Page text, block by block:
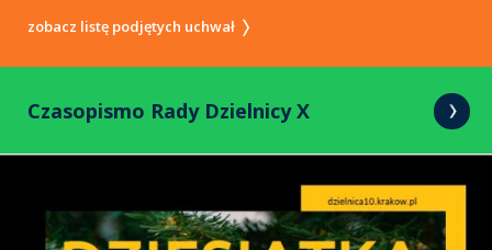
zobacz listę podjętych uchwał
Czasopismo Rady Dzielnicy X